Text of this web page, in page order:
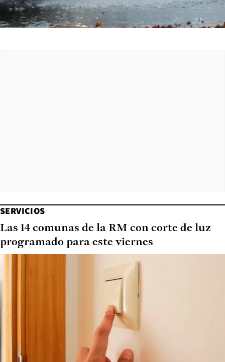
SERVICIOS
Las 14 comunas de la RM con corte de luz
programado para este viernes